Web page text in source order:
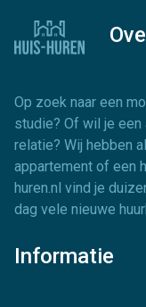
Op zoek naar een
studie? Of wil je een
relatie? Wij hebben
appartement of een
huren.nl vind je
dag vele nieuwe
Informatie